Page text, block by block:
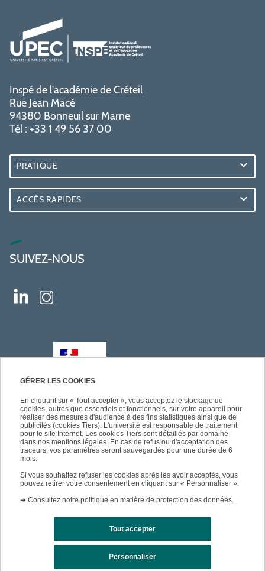
GÉRER LES COOKIES
En cliquant sur « Tout accepter », vous acceptez le stockage de
cookies, autres que essentiels et fonctionnels, sur votre appareil pour
réaliser des mesures d'audience à des fins statistiques ainsi que de
publicités (cookies Tiers). L'université est responsable de traitement
pour le site Internet. Les cookies Tiers sont détaillés par domaine
dans nos mentions légales. En cas de refus ou d'acceptation des
traceurs, vos paramètres seront sauvegardés pour une durée de 6
mois.
Si vous souhaitez refuser les cookies après les avoir acceptés, vous
pouvez retirer votre consentement en cliquant sur « Personnaliser ».
➜ Consultez notre politique en matière de protection des données.
Tout accepter
Personnaliser
Inspé de l'académie de Créteil
Rue Jean Macé
94380 Bonneuil sur Marne
Tél : +33 1 49 56 37 00
PRATIQUE
ACCÈS RAPIDES
SUIVEZ-NOUS